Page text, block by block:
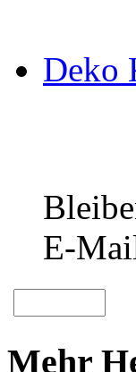
Deko
E-
Mehr